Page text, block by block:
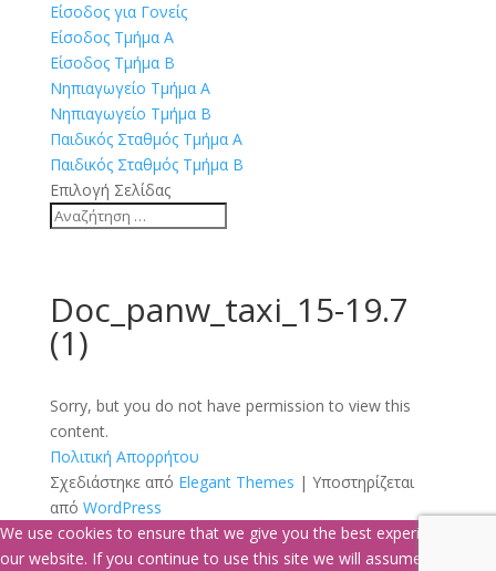
Είσοδος για Γονείς
Είσοδος Τμήμα Α
Είσοδος Τμήμα Β
Νηπιαγωγείο Τμήμα Α
Νηπιαγωγείο Τμήμα Β
Παιδικός Σταθμός Τμήμα Α
Παιδικός Σταθμός Τμήμα Β
Επιλογή Σελίδας
Doc_panw_taxi_15-19.7
(1)
Sorry, but you do not have permission to view this
content.
Πολιτική Απορρήτου
Σχεδιάστηκε από Elegant Themes | Υποστηρίζεται
από WordPress
We use cookies to ensure that we give you the best experience on
our website. If you continue to use this site we will assume that you